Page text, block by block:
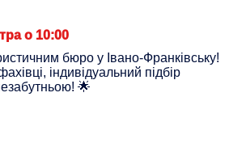
о 10:00
бюро у Івано-Франківську!
індивідуальний підбір
🌟